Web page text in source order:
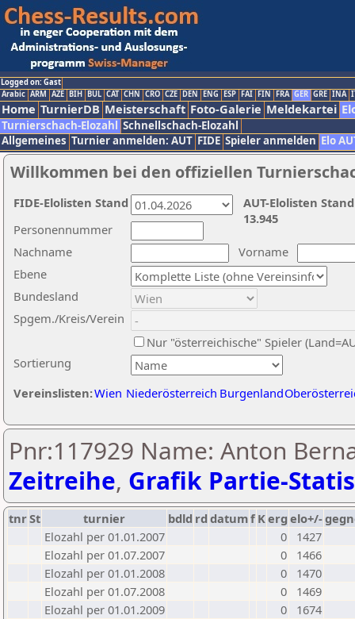
Logged on: Gast
Arabic ARM AZE BIH BUL CAT CHN CRO CZE DEN ENG ESP FAI FIN FRA GER GRE INA
Home TurnierDB Meisterschaft Foto-Galerie Meldekartei
Turnierschach-Elozahl Schnellschach-Elozahl
Allgemeines Turnier anmelden: AUT FIDE Spieler anmelden Elo
Willkommen bei den offiziellen
Nachname
Vorname
Ebene
Sortierung
Personennummer
Bundesland
Spgem./Kreis/Verein
Nur "österreichische" Spieler
Vereinslisten:Wien Niederösterreich Burgenland
AUT-Elolisten
13.945
FIDE-Elolisten Stand
Pnr:117929 Name: Anton
Zeitreihe, Grafik Partie-
tnrSt turnier bdld rd datumf Kerg elo+/-
Elozahl per 01.01.2007
0
1427
Elozahl per 01.07.2007
0
1466
Elozahl per 01.01.2008
0
1470
Elozahl per 01.07.2008
0
1469
Elozahl per 01.01.2009
0
1674